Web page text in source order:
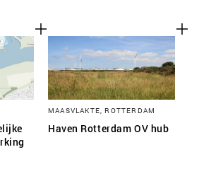
MAASVLAKTE, ROTTERDAM
Haven Rotterdam OV hub